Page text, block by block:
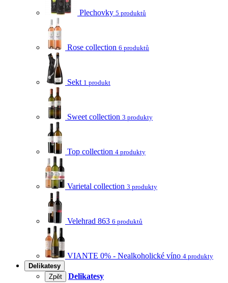
Plechovky 5 produktů
Rose collection 6 produktů
Sekt 1 produkt
Sweet collection 3 produkty
Top collection 4 produkty
Varietal collection 3 produkty
Velehrad 863 6 produktů
VIANTE 0% - Nealkoholické víno 4 produkty
Delikatesy
Zpět
Delikatesy